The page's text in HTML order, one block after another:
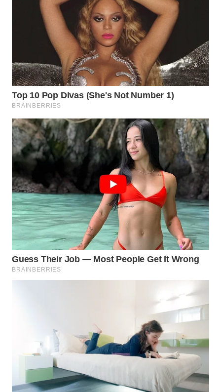
UTARA
WN
SAMOSIR
WN
PADANG
LAWAS
SUMEDANG
WN
CIANJUR
WN
KEPULAUAN
SERIBU
WN
CIREBON